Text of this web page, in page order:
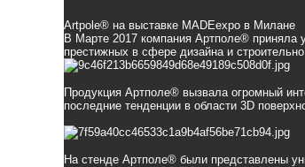
Artpole® на выставке MADEexpo в Милане
В Марте 2017 компания Артполе® приняла
престижных в сфере дизайна и
Продукция Артполе® вызвала огромный
последние тенденции в области 3D
На стенде Артполе® были представлены